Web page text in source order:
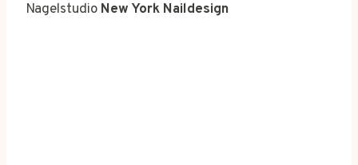
Nagelstudio New York Naildesign